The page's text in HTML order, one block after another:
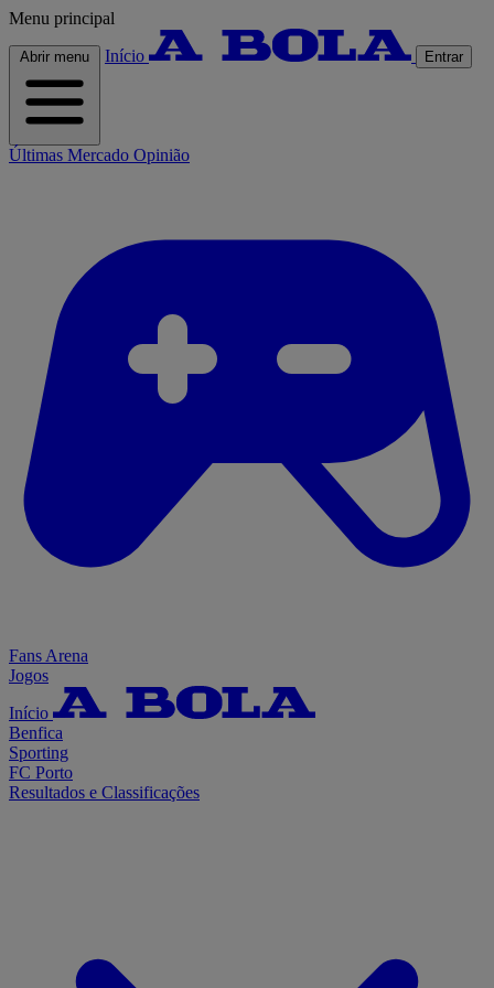
Menu principal
Abrir menu Início Entrar
Últimas Mercado Opinião
Fans Arena
Jogos
Início
Benfica
Sporting
FC Porto
Resultados e Classificações